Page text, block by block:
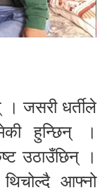
जसरी धर्तीले
हुन्छिन् ।
उठाउँछिन् ।
आफ्नो